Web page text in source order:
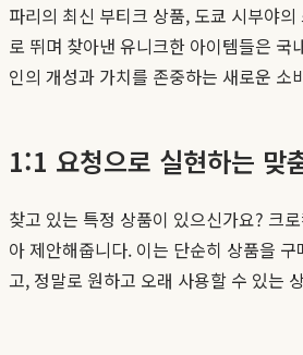
파리의 최신 부티크 상품, 도쿄 시부야
로 뛰며 찾아낸 유니크한 아이템들은
인의 개성과 가치를 존중하는 새로운 소
1:1 요청으로 실현하는 맞
찾고 있는 특정 상품이 있으신가요? 크
아 제안해줍니다. 이는 단순히 상품을
고, 정말로 원하고 오래 사용할 수 있는